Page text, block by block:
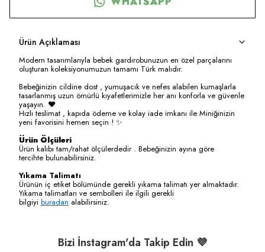
Ürün Açıklaması
Modern tasarımlarıyla bebek gardırobunuzun en özel parçalarını
oluşturan koleksiyonumuzun tamamı Türk malıdır.
Bebeğinizin cildine dost , yumuşacık ve nefes alabilen kumaşlarla
tasarlanmış uzun ömürlü kıyafetlerimizle her anı konforla ve güvenle
yaşayın. ❤️
Hızlı teslimat , kapıda ödeme ve kolay iade imkanı ile Miniğinizin
yeni favorisini hemen seçin ! ✨
Ürün Ölçüleri
Ürün kalıbı tam/rahat ölçülerdedir . Bebeğinizin ayına göre
tercihte bulunabilirsiniz.
Yıkama Talimatı
Ürünün iç etiket bölümünde gerekli yıkama talimatı yer almaktadır.
Yıkama talimatları ve sembolleri ile ilgili gerekli
bilgiyi buradan alabilirsiniz.
Bizi İnstagram'da Takip Edin 💜